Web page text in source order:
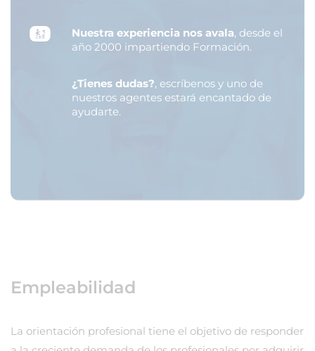
Nuestra experiencia nos avala, desde el
año 2000 impartiendo Formación.
¿Tienes dudas?, escríbenos y uno de
nuestros agentes estará encantado de
ayudarte.
Empleabilidad
La orientación profesional tiene el objetivo de responder